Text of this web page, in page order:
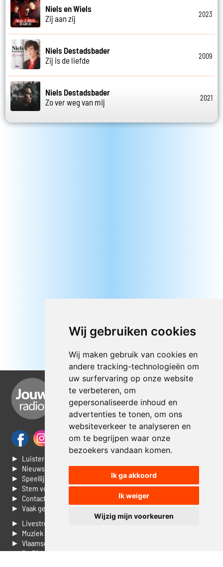
Wij gebruiken cookies
Wij maken gebruik van cookies en
andere tracking-technologieën om
uw surfervaring op onze website
te verbeteren, om
gepersonaliseerde inhoud en
advertenties te tonen, om ons
websiteverkeer te analyseren en
om te begrijpen waar onze
bezoekers vandaan komen.
Ik ga akkoord
Ik weiger
Wijzig mijn voorkeuren
Niels en Wiels
Zij aan zij
2023
Niels Destadsbader
Zij is de liefde
2009
Niels Destadsbader
Zo ver weg van mij
2021
► Luisteren naar Jouwradio
► Nieuws
► Speellijst
► Stem voor de Dag top 3
► Contacteer ons
► Vaak gestelde vragen
► Livestream informatie
► Muziek opzoeken
► Vlaamse 100 Aller tijden
► De 50 beste van...